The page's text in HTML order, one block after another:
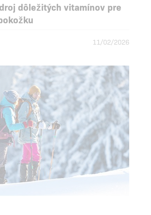
dôležitých vitamínov pre
11/02/2026